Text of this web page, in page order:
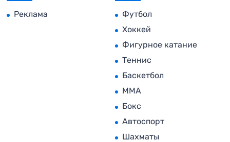
Реклама
Футбол
Хоккей
Фигурное катание
Теннис
Баскетбол
MMA
Бокс
Автоспорт
Шахматы